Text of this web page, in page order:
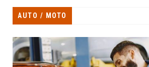
AUTO / MOTO